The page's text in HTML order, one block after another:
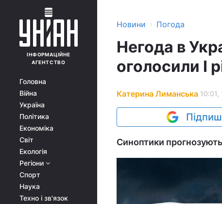
ІНФОРМАЦІЙНЕ
АГЕНТСТВО
Головна
Війна
Україна
Політика
Економіка
Світ
Екологія
Регіони
Спорт
Наука
Техно і зв'язок
Новини › Погода
Негода в
оголосили І
Катерина Лиманська 10:01,
Синоптики